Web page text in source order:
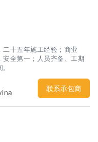
十五年施工经验；商业
全第一；人员齐备、工期
联系承包商